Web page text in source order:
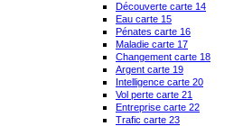
Découverte carte 14
Eau carte 15
Pénates carte 16
Maladie carte 17
Changement carte 18
Argent carte 19
Intelligence carte 20
Vol perte carte 21
Entreprise carte 22
Trafic carte 23